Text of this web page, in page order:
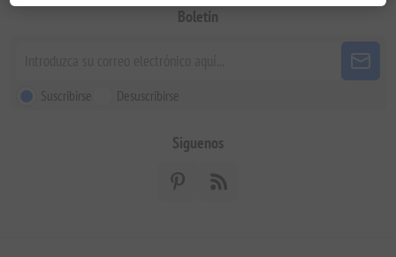
Boletín
Suscribirse Desuscribirse
Siguenos